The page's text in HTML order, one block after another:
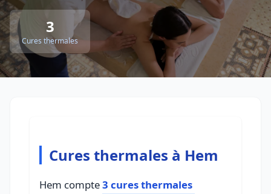
3
Cures thermales
Cures thermales à Hem
Hem compte3 cures thermales